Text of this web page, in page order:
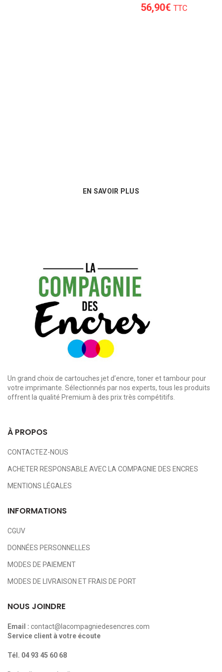
56,90€ TTC
EN SAVOIR PLUS
Un grand choix de cartouches jet d’encre, toner et tambour pour
votre imprimante. Sélectionnés par nos experts, tous les produits
offrent la qualité Premium à des prix très compétitifs.
À PROPOS
CONTACTEZ-NOUS
ACHETER RESPONSABLE AVEC LA COMPAGNIE DES ENCRES
MENTIONS LÉGALES
INFORMATIONS
CGUV
DONNÉES PERSONNELLES
MODES DE PAIEMENT
MODES DE LIVRAISON ET FRAIS DE PORT
NOUS JOINDRE
Email : contact@lacompagniedesencres.com
Service client à votre écoute
Tél. 04 93 45 60 68